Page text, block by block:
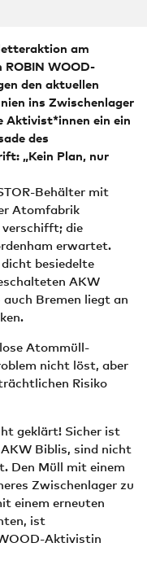
am
WOOD-
den aktuellen
ins Zwischenlager
Aktivist*innen ein ein
des
„Kein Plan, nur
Behälter mit
Atomfabrik
verschifft; die
erwartet.
besiedelte
AKW
Bremen liegt an
Atommüll-
nicht löst, aber
Risiko
geklärt! Sicher ist
Biblis, sind nicht
Den Müll mit einem
Zwischenlager zu
einem erneuten
ist
Aktivistin